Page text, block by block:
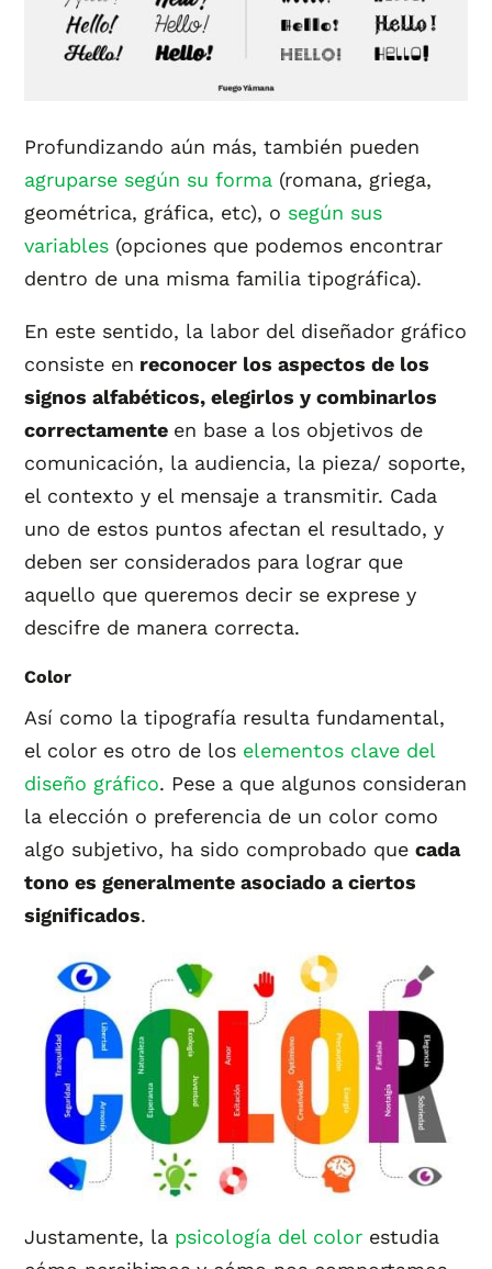
Profundizando aún más, también pueden
agruparse según su forma (romana, griega,
geométrica, gráfica, etc), o según sus
variables (opciones que podemos encontrar
dentro de una misma familia tipográfica).
En este sentido, la labor del diseñador gráfico
consiste en reconocer los aspectos de los
signos alfabéticos, elegirlos y combinarlos
correctamente en base a los objetivos de
comunicación, la audiencia, la pieza/ soporte,
el contexto y el mensaje a transmitir. Cada
uno de estos puntos afectan el resultado, y
deben ser considerados para lograr que
aquello que queremos decir se exprese y
descifre de manera correcta.
Color
Así como la tipografía resulta fundamental,
el color es otro de los elementos clave del
diseño gráfico. Pese a que algunos consideran
la elección o preferencia de un color como
algo subjetivo, ha sido comprobado quecada
tono es generalmente asociado a ciertos
significados.
Justamente, la psicología del color estudia